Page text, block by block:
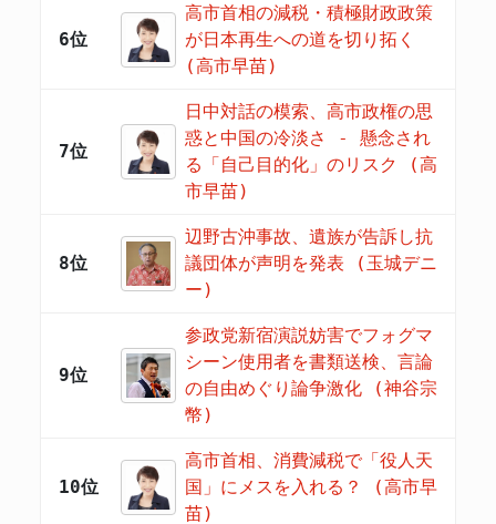
6位
高市首相の減税・積極財政政策
が日本再生への道を切り拓く
(高市早苗)
7位
日中対話の模索、高市政権の思
惑と中国の冷淡さ - 懸念され
る「自己目的化」のリスク (高
市早苗)
8位
辺野古沖事故、遺族が告訴し抗
議団体が声明を発表 (玉城デニ
ー)
9位
参政党新宿演説妨害でフォグマ
シーン使用者を書類送検、言論
の自由めぐり論争激化 (神谷宗
幣)
10位
高市首相、消費減税で「役人天
国」にメスを入れる？ (高市早
苗)